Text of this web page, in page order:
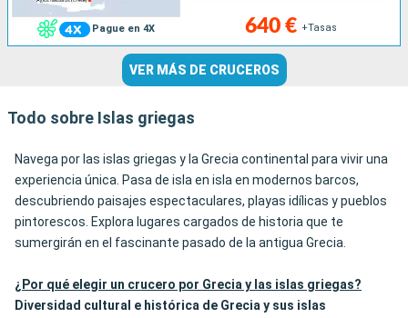
Pague en 4X 640 € +Tasas
VER MÁS DE CRUCEROS
Todo sobre Islas griegas
Navega por las islas griegas y la Grecia continental para vivir una
experiencia única. Pasa de isla en isla en modernos barcos,
descubriendo paisajes espectaculares, playas idílicas y pueblos
pintorescos. Explora lugares cargados de historia que te
sumergirán en el fascinante pasado de la antigua Grecia.
¿Por qué elegir un crucero por Grecia y las islas griegas?
Diversidad cultural e histórica de Grecia y sus islas